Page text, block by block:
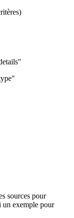
sources pour
un exemple pour